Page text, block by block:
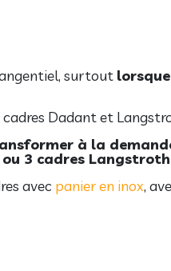
surtout
Dadant et
à la
3 cadres
avec panier en inox,